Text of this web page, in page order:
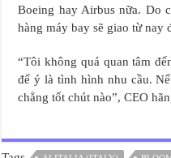
Boeing hay Airbus nữa. Do
hàng máy bay sẽ giao từ nay
“Tôi không quá quan tâm
để ý là tình hình nhu cầu.
chẳng tốt chút nào”, CEO